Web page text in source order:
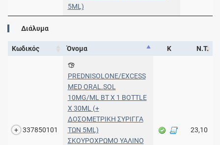
5ML)
Διάλυμα
Κωδικός Όνομα Κ Ν.Τ.
337850101
PREDNISOLONE/EXCESS
MED ORAL.SOL
10MG/ML BT X 1 BOTTLE
X 30ML (+
ΔΟΣΟΜΕΤΡΙΚΗ ΣΥΡΙΓΓΑ
ΤΩΝ 5ML)
ΣΚΟΥΡΟΧΡΩΜΟ ΥΑΛΙΝΟ
23,10